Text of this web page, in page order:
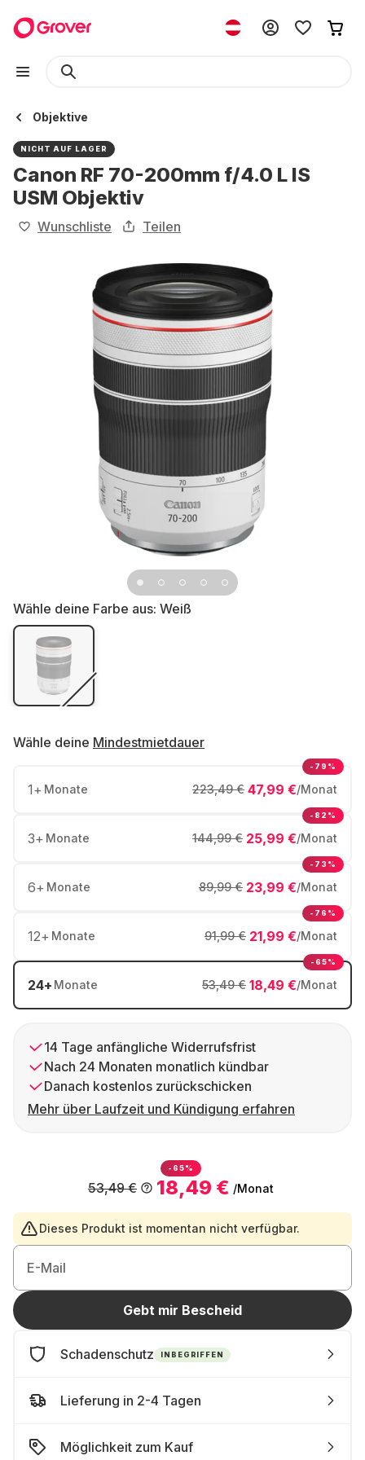
Objektive
NICHT AUF LAGER
Canon RF 70-200mm f/4.0 L IS
USM Objektiv
Wunschliste Teilen
Wähle deine Farbe aus: Weiß
Wähle deine Mindestmietdauer
1+ Monate 47,99 €/Monat
223,49 €
-79%
3+ Monate 25,99 €/Monat
144,99 €
-82%
6+ Monate 23,99 €/Monat
89,99 €
-73%
12+ Monate 21,99 €/Monat
91,99 €
-76%
24+ Monate 18,49 €/Monat
53,49 €
-65%
14 Tage anfängliche Widerrufsfrist
Nach 24 Monaten monatlich kündbar
Danach kostenlos zurückschicken
Mehr über Laufzeit und Kündigung erfahren
-65%
18,49 € /Monat
53,49 €
Dieses Produkt ist momentan nicht verfügbar.
E-Mail
Gebt mir Bescheid
Schadenschutz INBEGRIFFEN
Lieferung in 2-4 Tagen
Möglichkeit zum Kauf